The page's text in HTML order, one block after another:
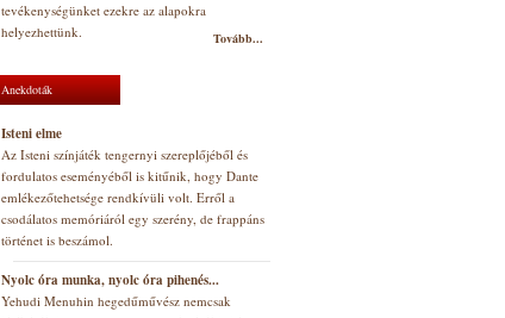
tevékenységünket ezekre az alapokra
helyezhettünk.
Tovább...
Anekdoták
Isteni elme
Az Isteni színjáték tengernyi szereplőjéből és
fordulatos eseményéből is kitűnik, hogy Dante
emlékezőtehetsége rendkívüli volt. Erről a
csodálatos memóriáról egy szerény, de frappáns
történet is beszámol.
Nyolc óra munka, nyolc óra pihenés...
Yehudi Menuhin hegedűművész nemcsak